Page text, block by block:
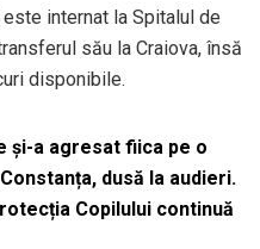
internat la Spitalul de
său la Craiova, însă
disponibile.
și-a agresat fiica pe o
dusă la audieri.
Copilului continuă